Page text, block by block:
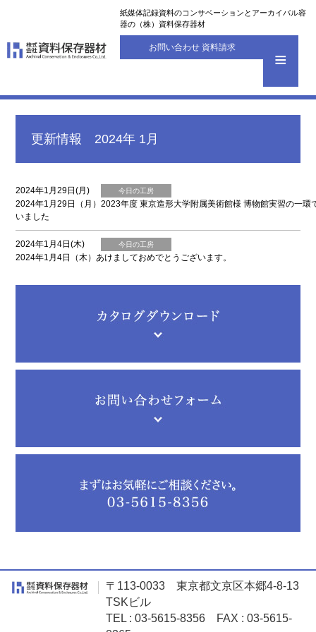
紙媒体記録資料のコンサベーションとアーカイバル容
器の（株）資料保存器材
お問い合わせ 資料請求
更新情報 2024年 1月
2024年1月29日(月) 今日の工房
2024年1月29日（月）2023年度 東京造形大学附属美術館様 博物館実習の一環
いました
2024年1月4日(木) 今日の工房
2024年1月4日（木）あけましておめでとうございます。
〒113-0033 東京都文京区本郷4-8-13
TSKビル
TEL : 03-5615-8356 FAX : 03-5615-